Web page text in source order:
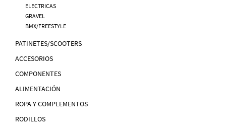
ELECTRICAS
GRAVEL
BMX/FREESTYLE
PATINETES/SCOOTERS
ACCESORIOS
COMPONENTES
ALIMENTACIÓN
ROPA Y COMPLEMENTOS
RODILLOS